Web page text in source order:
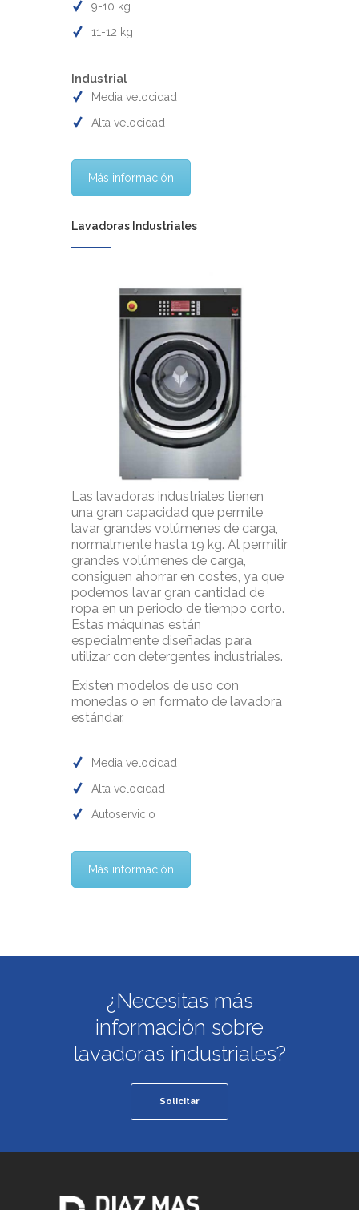
9-10 kg
11-12 kg
Industrial
Media velocidad
Alta velocidad
Más información
Lavadoras Industriales
Las lavadoras industriales tienen
una gran capacidad que permite
lavar grandes volúmenes de carga,
normalmente hasta 19 kg. Al permitir
grandes volúmenes de carga,
consiguen ahorrar en costes, ya que
podemos lavar gran cantidad de
ropa en un periodo de tiempo corto.
Estas máquinas están
especialmente diseñadas para
utilizar con detergentes industriales.
Existen modelos de uso con
monedas o en formato de lavadora
estándar.
Media velocidad
Alta velocidad
Autoservicio
Más información
¿Necesitas más
información sobre
lavadoras industriales?
Solicitar